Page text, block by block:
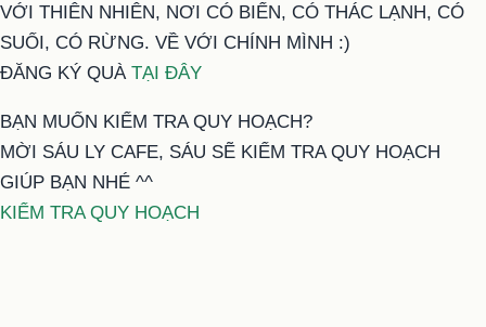
VỚI THIÊN NHIÊN, NƠI CÓ BIỂN, CÓ THÁC LẠNH, CÓ
SUỐI, CÓ RỪNG. VỀ VỚI CHÍNH MÌNH :)
ĐĂNG KÝ QUÀ TẠI ĐÂY
BẠN MUỐN KIỂM TRA QUY HOẠCH?
MỜI SÁU LY CAFE, SÁU SẼ KIỂM TRA QUY HOẠCH
GIÚP BẠN NHÉ ^^
KIỂM TRA QUY HOẠCH